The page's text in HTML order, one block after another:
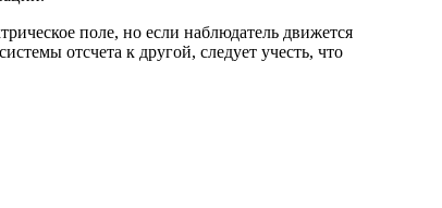
поле, но если наблюдатель движется
отсчета к другой, следует учесть, что